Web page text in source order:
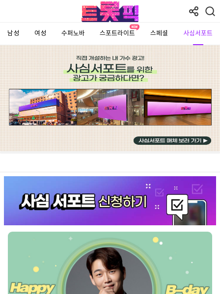
남성 여성 수퍼노바 스포트라이트 스페셜 사심서포트